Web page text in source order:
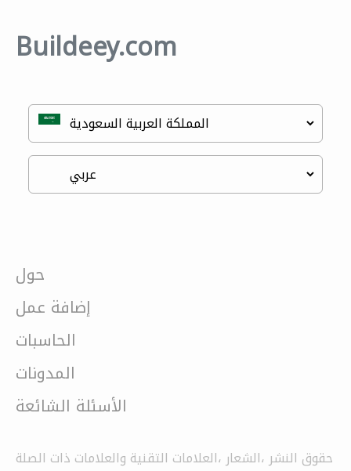
Buildeey.com
حول
إضافة عمل
الحاسبات
المدونات
الأسئلة الشائعة
حقوق النشر ،الشعار ،العلامات التقنية والعلامات ذات الصلة